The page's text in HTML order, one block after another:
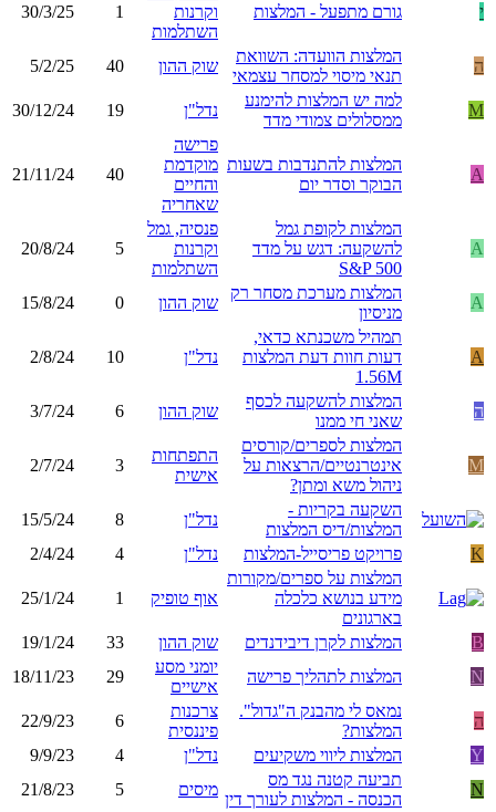
י גורם מתפעל - המלצות
וקרנות
השתלמות
1
30/3/25
ה
המלצות הוועדה: השוואת
תנאי מיסוי למסחר עצמאי
שוק ההון 40
5/2/25
M
למה יש המלצות להימנע
ממסלולים צמודי מדד
נדל"ן 19
30/12/24
A
המלצות להתנדבות בשעות
הבוקר וסדר יום
פרישה
מוקדמת
והחיים
שאחריה
40
21/11/24
A
המלצות לקופת גמל
להשקעה: דגש על מדד
S&P 500
פנסיה, גמל
וקרנות
השתלמות
5
20/8/24
A
המלצות מערכת מסחר רק
מניסיון
שוק ההון 0
15/8/24
A
תמהיל משכנתא כדאי,
דעות חוות דעת המלצות
1.56M
נדל"ן 10
2/8/24
ה
המלצות להשקעה לכסף
שאני חי ממנו
שוק ההון 6
3/7/24
M
המלצות לספרים/קורסים
אינטרנטיים/הרצאות על
ניהול משא ומתן?
התפתחות
אישית
3
2/7/24
השקעה בקריות -
המלצות/דיס המלצות
נדל"ן 8
15/5/24
K
פרויקט פריסייל-המלצות נדל"ן 4
2/4/24
המלצות על ספרים/מקורות
מידע בנושא כלכלה
בארגונים
אוף טופיק 1
25/1/24
B המלצות לקרן דיבידנדים שוק ההון 33
19/1/24
N
המלצות לתהליך פרישה
יומני מסע
אישיים
29
18/11/23
ה
נמאס לי מהבנק ה"גדול".
המלצות?
צרכנות
פיננסית
6
22/9/23
Y
המלצות ליווי משקיעים נדל"ן 4
9/9/23
N
תביעה קטנה נגד מס
הכנסה - המלצות לעורך דין
מיסים 5
21/8/23